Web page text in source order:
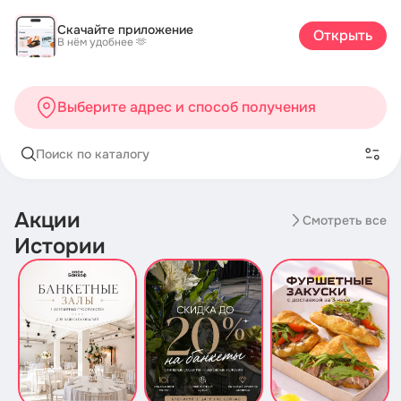
Скачайте приложение
В нём удобнее 🫶 Открыть
Выберите адрес и способ получения
Поиск по каталогу
Акции Смотреть все
Истории